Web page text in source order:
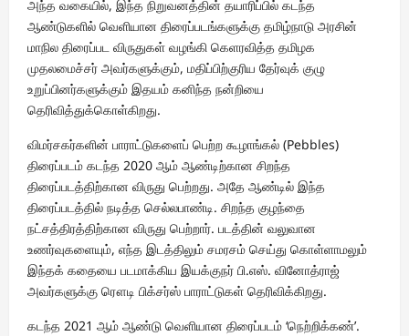
அந்த வகையில், இந்த நிறுவனத்தின் தயாரிப்பில் கடந்த
ஆண்டுகளில் வெளியான திரைப்படங்களுக்கு தமிழ்நாடு அரசின்
மாநில திரைப்பட விருதுகள் வழங்கி கெளரவித்த தமிழக
முதலமைச்சர் அவர்களுக்கும், மதிப்பிற்குரிய தேர்வுக் குழு
உறுப்பினர்களுக்கும் இதயம் கனிந்த நன்றியை
தெரிவித்துக்கொள்கிறது.
விமர்சகர்களின் பாராட்டுகளைப் பெற்ற கூழாங்கல் (Pebbles)
திரைப்படம் கடந்த 2020 ஆம் ஆண்டிற்கான சிறந்த
திரைப்படத்திற்கான விருது பெற்றது. அதே ஆண்டில் இந்த
திரைப்படத்தில் நடித்த செல்லபாண்டி. சிறந்த குழந்தை
நட்சத்திரத்திற்கான விருது பெற்றார். படத்தின் வலுவான
உணர்வுகளையும், எந்த இடத்திலும் சமரசம் செய்து கொள்ளாமலும்
இந்தக் கதையை படமாக்கிய இயக்குநர் பி.எஸ். வினோத்ராஜ்
அவர்களுக்கு ரௌடி பிக்சர்ஸ் பாராட்டுகள் தெரிவிக்கிறது.
கடந்த 2021 ஆம் ஆண்டு வெளியான திரைப்படம் ‘நெற்றிக்கண்’.